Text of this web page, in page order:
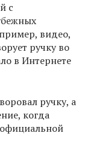
с
видео,
ручку во
в Интернете
ручку, а
когда
официальной